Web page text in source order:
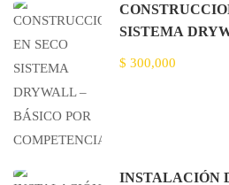
SISTEMA
$ 300,000
INSTALACIÓN